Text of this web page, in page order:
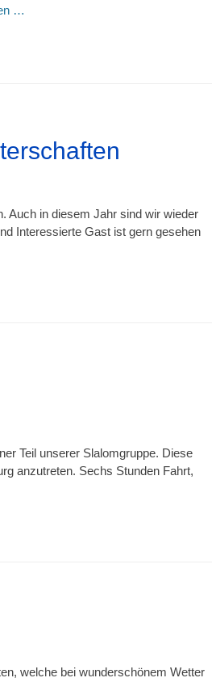
…
Auch in diesem Jahr sind wir wieder
Interessierte Gast ist gern gesehen
Teil unserer Slalomgruppe. Diese
anzutreten. Sechs Stunden Fahrt,
welche bei wunderschönem Wetter